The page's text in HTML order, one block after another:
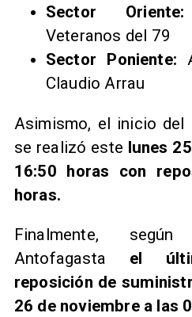
Sector
Veteranos del 79
Sector Poniente:
Claudio Arrau
Asimismo, el inicio
se realizó este lunes
16:50 horas con
horas.
Finalmente,
Antofagasta el
reposición de
26 de noviembre a las